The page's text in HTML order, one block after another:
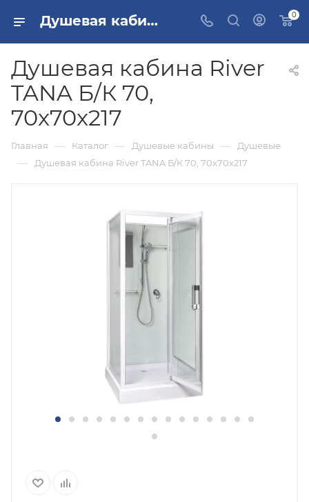
Душевая кабина River TANA Б/К 70, 70x70x217 купить в Москве 0
Душевая кабина River
TANA Б/К 70,
70x70x217
Главная — Каталог — Душевые кабины — Душевые
— Душевая кабина River TANA Б/К 70, 70x70x217